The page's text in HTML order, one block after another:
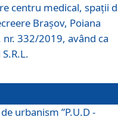
centru medical, spații
Brașov, Poiana
332/2019, având ca
urbanism ”P.U.D -